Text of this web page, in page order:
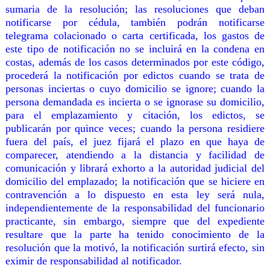
sumaria de la resolución; las resoluciones que deban
notificarse por cédula, también podrán notificarse
telegrama colacionado o carta certificada, los gastos de
este tipo de notificación no se incluirá en la condena en
costas, además de los casos determinados por este código,
procederá la notificación por edictos cuando se trata de
personas inciertas o cuyo domicilio se ignore; cuando la
persona demandada es incierta o se ignorase su domicilio,
para el emplazamiento y citación, los edictos, se
publicarán por quince veces; cuando la persona residiere
fuera del país, el juez fijará el plazo en que haya de
comparecer, atendiendo a la distancia y facilidad de
comunicación y librará exhorto a la autoridad judicial del
domicilio del emplazado; la notificación que se hiciere en
contravención a lo dispuesto en esta ley será nula,
independientemente de la responsabilidad del funcionario
practicante, sin embargo, siempre que del expediente
resultare que la parte ha tenido conocimiento de la
resolución que la motivó, la notificación surtirá efecto, sin
eximir de responsabilidad al notificador.